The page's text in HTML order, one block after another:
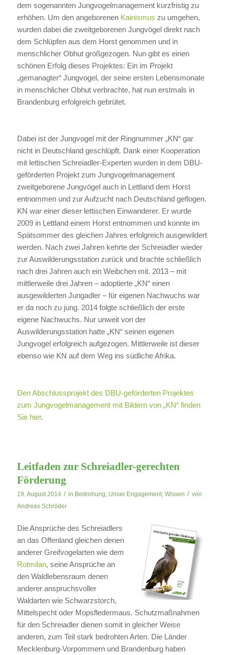
dem sogenannten Jungvogelmanagement kurzfristig zu
erhöhen. Um den angeborenen Kainismus zu umgehen,
wurden dabei die zweitgeborenen Jungvögel direkt nach
dem Schlüpfen aus dem Horst genommen und in
menschlicher Obhut großgezogen. Nun gibt es einen
schönen Erfolg dieses Projektes: Ein im Projekt
„gemanagter“ Jungvogel, der seine ersten Lebensmonate
in menschlicher Obhut verbrachte, hat nun erstmals in
Brandenburg erfolgreich gebrütet.
Dabei ist der Jungvogel mit der Ringnummer „KN“ gar
nicht in Deutschland geschlüpft. Dank einer Kooperation
mit lettischen Schreiadler-Experten wurden in dem DBU-
geförderten Projekt zum Jungvogelmanagement
zweitgeborene Jungvögel auch in Lettland dem Horst
entnommen und zur Aufzucht nach Deutschland geflogen.
KN war einer dieser lettischen Einwanderer. Er wurde
2009 in Lettland einem Horst entnommen und konnte im
Spätsommer des gleichen Jahres erfolgreich ausgewildert
werden. Nach zwei Jahren kehrte der Schreiadler wieder
zur Auswilderungsstation zurück und brachte schließlich
nach drei Jahren auch ein Weibchen mit. 2013 – mit
mittlerweile drei Jahren – adoptierte „KN“ einen
ausgewilderten Jungadler – für eigenen Nachwuchs war
er da noch zu jung. 2014 folgte schließlich der erste
eigene Nachwuchs. Nur unweit von der
Auswilderungsstation hatte „KN“ seinen eigenen
Jungvogel erfolgreich aufgezogen. Mittlerweile ist dieser
ebenso wie KN auf dem Weg ins südliche Afrika.
Den Abschlussprojekt des DBU-geförderten Projektes
zum Jungvogelmanagement mit Bildern von „KN“ finden
Sie hier.
Leitfaden zur Schreiadler-gerechten
Förderung
19. August 2014 / in Bedrohung Unser Engagement, Wissen / von
Andreas Schröder
Die Ansprüche des Schreiadlers
an das Offenland gleichen denen
anderer Greifvogelarten wie dem
Rotmilan, seine Ansprüche an
den Waldlebensraum denen
anderer anspruchsvoller
Waldarten wie Schwarzstorch,
Mittelspecht oder Mopsfledermaus. Schutzmaßnahmen
für den Schreiadler dienen somit in gleicher Weise
anderen, zum Teil stark bedrohten Arten. Die Länder
Mecklenburg-Vorpommern und Brandenburg haben